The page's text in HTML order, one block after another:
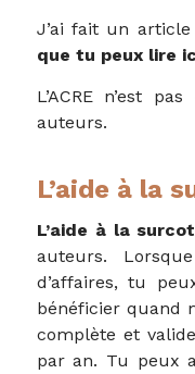
J’ai fait un article
que tu peux lire
L’ACRE n’est
auteurs.
L’aide à la
L’aide à la
auteurs.
d’affaires, tu
bénéficier quand
complète et
par an. Tu peux